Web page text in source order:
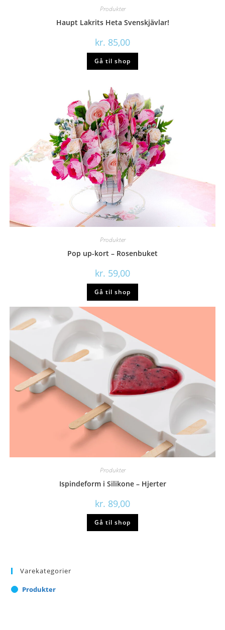
Produkter
Haupt Lakrits Heta Svenskjävlar!
kr. 85,00
Gå til shop
Produkter
Pop up-kort – Rosenbuket
kr. 59,00
Gå til shop
Produkter
Ispindeform i Silikone – Hjerter
kr. 89,00
Gå til shop
Varekategorier
Produkter